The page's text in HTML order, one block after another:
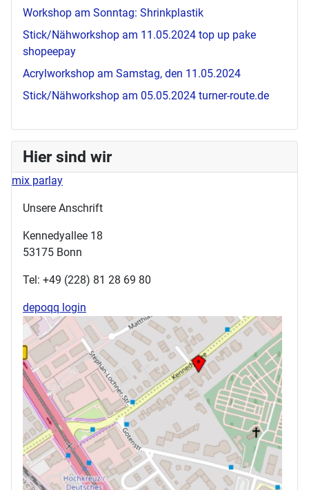
Workshop am Sonntag: Shrinkplastik
Stick/Nähworkshop am 11.05.2024 top up pake
shopeepay
Acrylworkshop am Samstag, den 11.05.2024
Stick/Nähworkshop am 05.05.2024 turner-route.de
Hier sind wir
mix parlay
Unsere Anschrift
Kennedyallee 18
53175 Bonn
Tel: +49 (228) 81 28 69 80
depoqq login